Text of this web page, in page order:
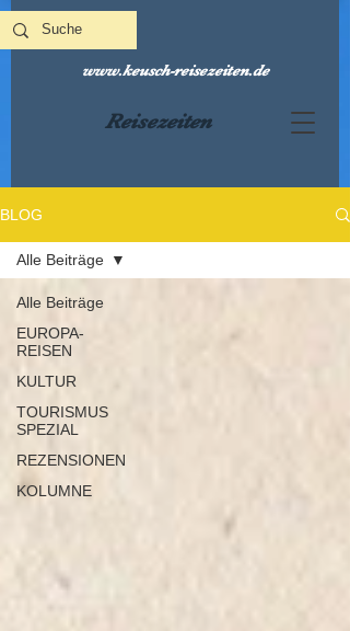
Reisezeiten
www.keusch-reisezeiten.de
BLOG
Alle Beiträge
EUROPA-
REISEN
KULTUR
TOURISMUS
SPEZIAL
REZENSIONEN
KOLUMNE
Alle Beiträge